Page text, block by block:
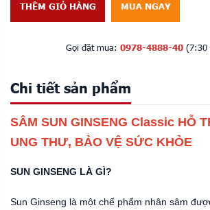
THÊM GIỎ HÀNG MUA NGAY
Gọi đặt mua: 0978-4888-40(7:30
Chi tiết sản phẩm
SÂM SUN GINSENG Classic HỖ
UNG THƯ, BẢO VỆ SỨC KHỎE
SUN GINSENG LÀ GÌ?
Sun Ginseng là một chế phẩm nhân sâm